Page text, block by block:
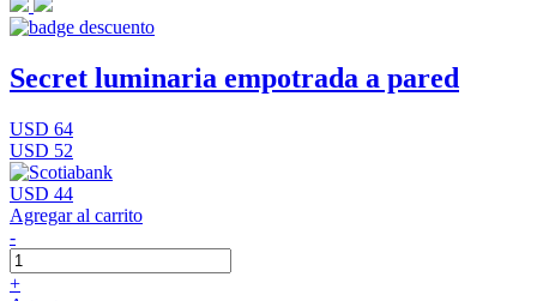
Secret luminaria empotrada a pared
USD 64
USD 52
USD 44
Agregar al carrito
-
+